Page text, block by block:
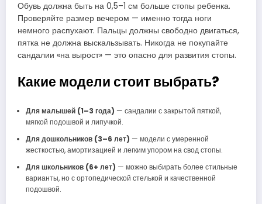
Обувь должна быть на 0,5–1 см больше стопы ребенка.
Проверяйте размер вечером — именно тогда ноги
немного распухают. Пальцы должны свободно двигаться,
пятка не должна выскальзывать. Никогда не покупайте
сандалии «на вырост» — это опасно для развития стопы.
Какие модели стоит выбрать?
Для малышей (1–3 года) — сандалии с закрытой пяткой,
мягкой подошвой и липучкой.
Для дошкольников (3–6 лет) — модели с умеренной
жесткостью, амортизацией и легким упором на свод стопы.
Для школьников (6+ лет) — можно выбирать более стильные
варианты, но с ортопедической стелькой и качественной
подошвой.